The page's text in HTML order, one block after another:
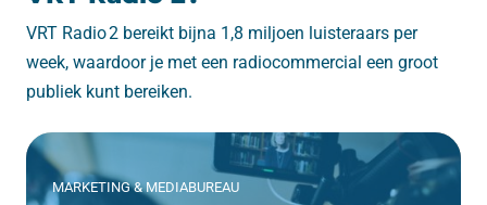
VRT Radio 2 bereikt bijna 1,8 miljoen luisteraars per
week, waardoor je met een radiocommercial een groot
publiek kunt bereiken.
MARKETING & MEDIABUREAU